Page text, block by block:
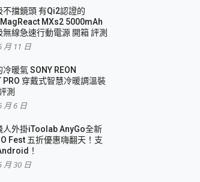
不擋鏡頭 有Qi2認證的
MagReact MXs2 5000mAh
無線急速行動電源 開箱 評測
月 11 日
暖氣 SONY REON
PRO 穿戴式智慧冷暖調溫裝
測
月 6 日
人外掛iToolab AnyGo全新
Fest 五折優惠嗨翻天！支
！
月 30 日